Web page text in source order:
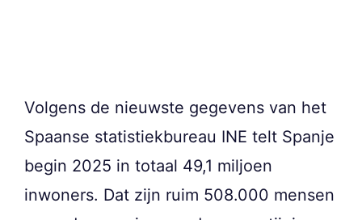
Volgens de nieuwste gegevens van het
Spaanse statistiekbureau INE telt Spanje
begin 2025 in totaal 49,1 miljoen
inwoners. Dat zijn ruim 508.000 mensen